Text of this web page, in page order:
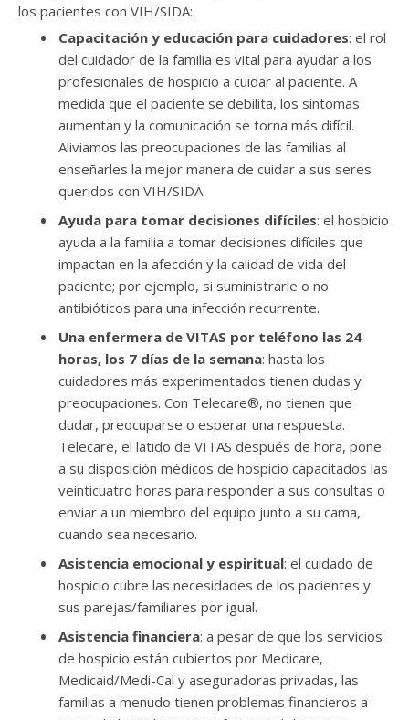
los pacientes con VIH/SIDA:
Capacitación y educación para cuidadores: el rol
del cuidador de la familia es vital para ayudar a los
profesionales de hospicio a cuidar al paciente. A
medida que el paciente se debilita, los síntomas
aumentan y la comunicación se torna más difícil.
Aliviamos las preocupaciones de las familias al
enseñarles la mejor manera de cuidar a sus seres
queridos con VIH/SIDA.
Ayuda para tomar decisiones difíciles: el hospicio
ayuda a la familia a tomar decisiones difíciles que
impactan en la afección y la calidad de vida del
paciente; por ejemplo, si suministrarle o no
antibióticos para una infección recurrente.
Una enfermera de VITAS por teléfono las 24
horas, los 7 días de la semana: hasta los
cuidadores más experimentados tienen dudas y
preocupaciones. Con Telecare®, no tienen que
dudar, preocuparse o esperar una respuesta.
Telecare, el latido de VITAS después de hora, pone
a su disposición médicos de hospicio capacitados las
veinticuatro horas para responder a sus consultas o
enviar a un miembro del equipo junto a su cama,
cuando sea necesario.
Asistencia emocional y espiritual: el cuidado de
hospicio cubre las necesidades de los pacientes y
sus parejas/familiares por igual.
Asistencia financiera: a pesar de que los servicios
de hospicio están cubiertos por Medicare,
Medicaid/Medi-Cal y aseguradoras privadas, las
familias a menudo tienen problemas financieros a